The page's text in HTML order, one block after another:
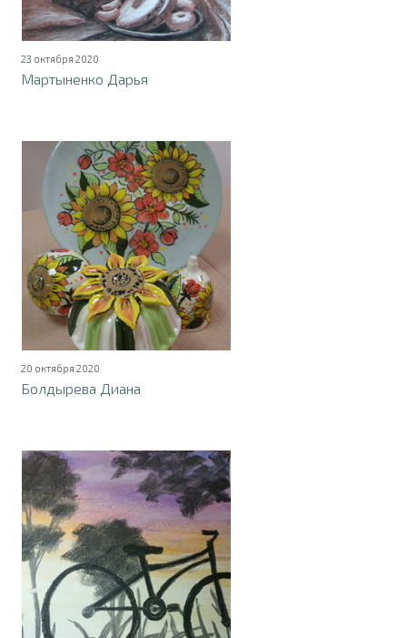
23 октября 2020
Мартыненко Дарья
20 октября 2020
Болдырева Диана